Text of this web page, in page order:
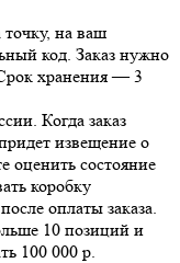
точку, на ваш
код. Заказ нужно
хранения — 3
Когда заказ
извещение о
оценить состояние
коробку
оплаты заказа.
10 позиций и
100 000 р.